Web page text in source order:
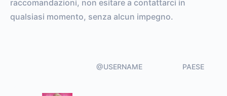
raccomandazioni, non esitare a contattarci in
qualsiasi momento, senza alcun impegno.
@USERNAME PAESE